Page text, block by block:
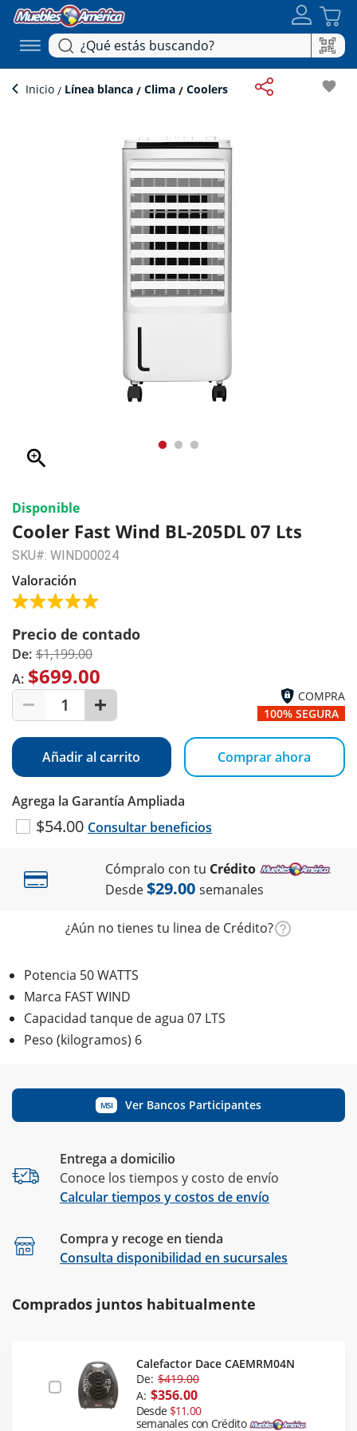
Inicio Línea blanca Clima Coolers favorite
zoom_in
Disponible
Cooler Fast Wind BL-205DL 07 Lts
SKU#: WIND00024
Valoración
Precio de contado
De: $1,199.00
A: $699.00
1
COMPRA
100% SEGURA
Añadir al carrito Comprar ahora
Agrega la Garantía Ampliada
$54.00 Consultar beneficios
Cómpralo con tu Crédito
Desde$29.00 semanales
¿Aún no tienes tu linea de Crédito?
Potencia 50 WATTS
Marca FAST WIND
Capacidad tanque de agua 07 LTS
Peso (kilogramos) 6
MSI Ver Bancos Participantes
Entrega a domicilio
Conoce los tiempos y costo de envío
Calcular tiempos y costos de envío
Compra y recoge en tienda
Consulta disponibilidad en sucursales
Comprados juntos habitualmente
Calefactor Dace CAEMRM04N
De: $419.00
A: $356.00
Desde $11.00
semanales con Crédito